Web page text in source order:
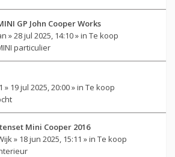
GP John Cooper Works
» 28 jul 2025, 14:10 » in Te koop
particulier
» 19 jul 2025, 20:00 » in Te koop
Mini Cooper 2016
» 18 jun 2025, 15:11 » in Te koop